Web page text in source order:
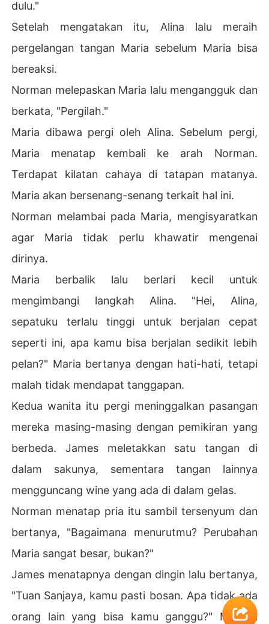
dulu."
Setelah mengatakan itu, Alina lalu meraih
pergelangan tangan Maria sebelum Maria bisa
bereaksi.
Norman melepaskan Maria lalu mengangguk dan
berkata, "Pergilah."
Maria dibawa pergi oleh Alina. Sebelum pergi,
Maria menatap kembali ke arah Norman.
Terdapat kilatan cahaya di tatapan matanya.
Maria akan bersenang-senang terkait hal ini.
Norman melambai pada Maria, mengisyaratkan
agar Maria tidak perlu khawatir mengenai
dirinya.
Maria berbalik lalu berlari kecil untuk
mengimbangi langkah Alina. "Hei, Alina,
sepatuku terlalu tinggi untuk berjalan cepat
seperti ini, apa kamu bisa berjalan sedikit lebih
pelan?" Maria bertanya dengan hati-hati, tetapi
malah tidak mendapat tanggapan.
Kedua wanita itu pergi meninggalkan pasangan
mereka masing-masing dengan pemikiran yang
berbeda. James meletakkan satu tangan di
dalam sakunya, sementara tangan lainnya
mengguncang wine yang ada di dalam gelas.
Norman menatap pria itu sambil tersenyum dan
bertanya, "Bagaimana menurutmu? Perubahan
Maria sangat besar, bukan?"
James menatapnya dengan dingin lalu bertanya,
"Tuan Sanjaya, kamu pasti bosan. Apa tidak ada
orang lain yang bisa kamu ganggu?" Mereka